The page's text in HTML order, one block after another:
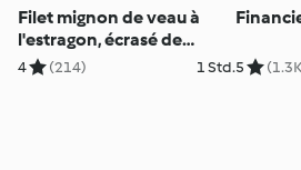
Filet mignon de veau à
l'estragon, écrasé de
pomme de terre à l'huile
4 (214) 1 Std.5